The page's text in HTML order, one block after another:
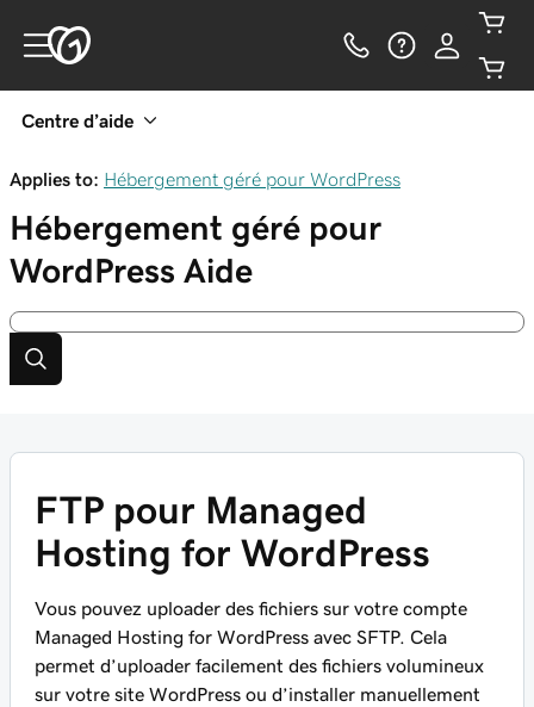
Centre d’aide
Applies to: Hébergement géré pour WordPress
Hébergement géré pour
WordPress Aide
FTP pour Managed
Hosting for WordPress
Vous pouvez uploader des fichiers sur votre compte
Managed Hosting for WordPress avec SFTP. Cela
permet d’uploader facilement des fichiers volumineux
sur votre site WordPress ou d’installer manuellement